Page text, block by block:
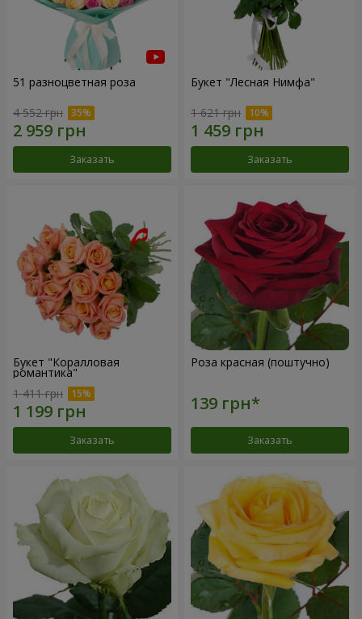
51 разноцветная роза
4 552 грн
Заказать
Букет "Лесная Нимфа"
1 621 грн
Заказать
Букет "Коралловая
романтика"
1 411 грн
Заказать
Роза красная (поштучно)
Заказать